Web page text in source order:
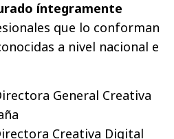
íntegramente
que lo conforman
a nivel nacional e
General Creativa
Creativa Digital